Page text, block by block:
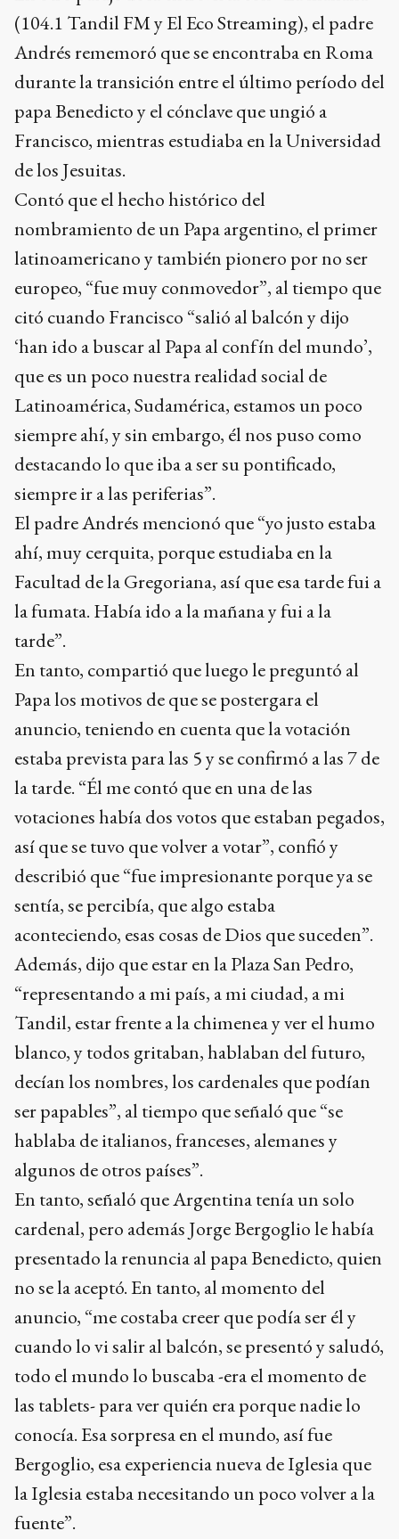
(104.1 Tandil FM y El Eco Streaming), el padre
Andrés rememoró que se encontraba en Roma
durante la transición entre el último período del
papa Benedicto y el cónclave que ungió a
Francisco, mientras estudiaba en la Universidad
de los Jesuitas.
Contó que el hecho histórico del
nombramiento de un Papa argentino, el primer
latinoamericano y también pionero por no ser
europeo, “fue muy conmovedor”, al tiempo que
citó cuando Francisco “salió al balcón y dijo
‘han ido a buscar al Papa al confín del mundo’,
que es un poco nuestra realidad social de
Latinoamérica, Sudamérica, estamos un poco
siempre ahí, y sin embargo, él nos puso como
destacando lo que iba a ser su pontificado,
siempre ir a las periferias”.
El padre Andrés mencionó que “yo justo estaba
ahí, muy cerquita, porque estudiaba en la
Facultad de la Gregoriana, así que esa tarde fui a
la fumata. Había ido a la mañana y fui a la
tarde”.
En tanto, compartió que luego le preguntó al
Papa los motivos de que se postergara el
anuncio, teniendo en cuenta que la votación
estaba prevista para las 5 y se confirmó a las 7 de
la tarde. “Él me contó que en una de las
votaciones había dos votos que estaban pegados,
así que se tuvo que volver a votar”, confió y
describió que “fue impresionante porque ya se
sentía, se percibía, que algo estaba
aconteciendo, esas cosas de Dios que suceden”.
Además, dijo que estar en la Plaza San Pedro,
“representando a mi país, a mi ciudad, a mi
Tandil, estar frente a la chimenea y ver el humo
blanco, y todos gritaban, hablaban del futuro,
decían los nombres, los cardenales que podían
ser papables”, al tiempo que señaló que “se
hablaba de italianos, franceses, alemanes y
algunos de otros países”.
En tanto, señaló que Argentina tenía un solo
cardenal, pero además Jorge Bergoglio le había
presentado la renuncia al papa Benedicto, quien
no se la aceptó. En tanto, al momento del
anuncio, “me costaba creer que podía ser él y
cuando lo vi salir al balcón, se presentó y saludó,
todo el mundo lo buscaba -era el momento de
las tablets- para ver quién era porque nadie lo
conocía. Esa sorpresa en el mundo, así fue
Bergoglio, esa experiencia nueva de Iglesia que
la Iglesia estaba necesitando un poco volver a la
fuente”.